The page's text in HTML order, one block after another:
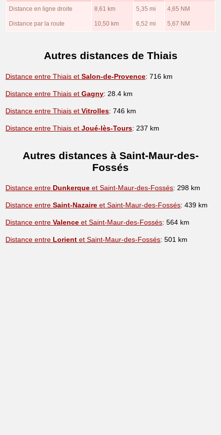
Distance en ligne droite 8,61 km 5,35 mi 4,65 NM
Distance par la route 10,50 km 6,52 mi 5,67 NM
Autres distances de Thiais
Distance entre Thiais etSalon-de-Provence: 716 km
Distance entre Thiais etGagny: 28.4 km
Distance entre Thiais etVitrolles: 746 km
Distance entre Thiais etJoué-lès-Tours: 237 km
Autres distances à Saint-Maur-des-
Fossés
Distance entre Dunkerque et Saint-Maur-des-Fossés: 298 km
Distance entreSaint-Nazaire et Saint-Maur-des-Fossés: 439 km
Distance entreValence et Saint-Maur-des-Fossés: 564 km
Distance entre Lorient et Saint-Maur-des-Fossés: 501 km